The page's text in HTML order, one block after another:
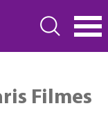
Filmes